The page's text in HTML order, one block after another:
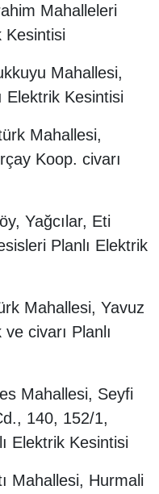
Mahalleleri
Kesintisi
Mahallesi,
Elektrik Kesintisi
Mahallesi,
Koop. civarı
Yağcılar, Eti
Planlı Elektrik
Mahallesi, Yavuz
civarı Planlı
Mahallesi, Seyfi
140, 152/1,
Elektrik Kesintisi
Mahallesi, Hurmali